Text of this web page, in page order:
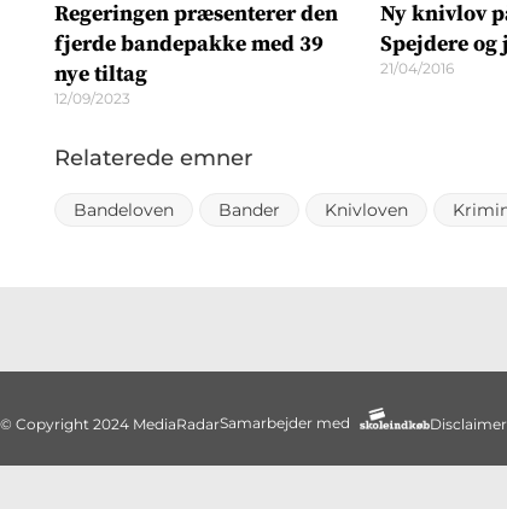
Regeringen præsenterer den
fjerde bandepakke med 39
nye tiltag
12/09/2023
Ny knivlov
Spejdere
21/04/2016
Relaterede emner
Bandeloven Bander Knivloven
© Copyright 2024 MediaRadarSamarbejder med Disclaimer